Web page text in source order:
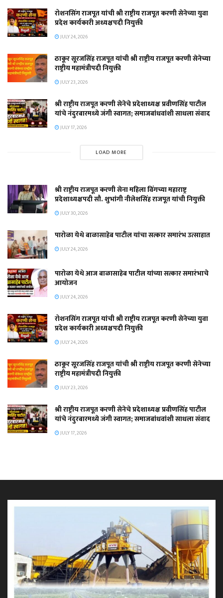
रोशनसिंग राजपूत यांची श्री राष्ट्रीय राजपूत करणी सेनेच्या युवा
प्रदेश कार्यकारी अध्यक्षपदी नियुक्ती
JULY 24, 2026
ठाकूर सूरजसिंह राजपूत यांची श्री राष्ट्रीय राजपूत करणी सेनेच्या
राष्ट्रीय महामंत्रीपदी नियुक्ती
JULY 23, 2026
श्री राष्ट्रीय राजपूत करणी सेनेचे प्रदेशाध्यक्ष प्रवीणसिंह पाटील
यांचे नंदुरबारमध्ये जंगी स्वागत; समाजबांधवांशी साधला संवाद
JULY 17, 2026
LOAD MORE
श्री राष्ट्रीय राजपूत करणी सेना महिला विंगच्या महाराष्ट्र
प्रदेशाध्यक्षपदी सौ. शुभांगी नीलेशसिंह राजपूत यांची नियुक्ती
JULY 30, 2026
पारोळा येथे बाळासाहेब पाटील यांचा सत्कार समारंभ उत्साहात
JULY 24, 2026
पारोळा येथे आज बाळासाहेब पाटील यांच्या सत्कार समारंभाचे
आयोजन
JULY 24, 2026
रोशनसिंग राजपूत यांची श्री राष्ट्रीय राजपूत करणी सेनेच्या युवा
प्रदेश कार्यकारी अध्यक्षपदी नियुक्ती
JULY 24, 2026
ठाकूर सूरजसिंह राजपूत यांची श्री राष्ट्रीय राजपूत करणी सेनेच्या
राष्ट्रीय महामंत्रीपदी नियुक्ती
JULY 23, 2026
श्री राष्ट्रीय राजपूत करणी सेनेचे प्रदेशाध्यक्ष प्रवीणसिंह पाटील
यांचे नंदुरबारमध्ये जंगी स्वागत; समाजबांधवांशी साधला संवाद
JULY 17, 2026